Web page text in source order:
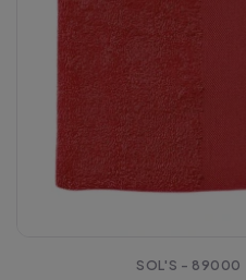
SOL'S - 89000